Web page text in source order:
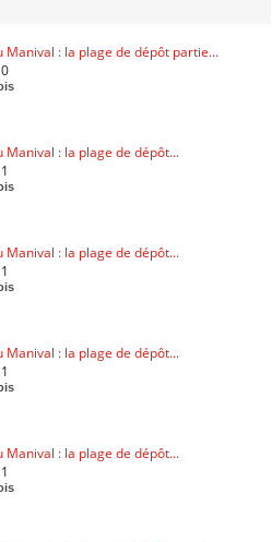
Manival : la plage de dépôt partie...
Manival : la plage de dépôt...
Manival : la plage de dépôt...
Manival : la plage de dépôt...
Manival : la plage de dépôt...